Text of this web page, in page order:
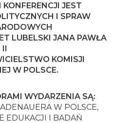
JEST
I SPRAW
LUBELSKI JANA PAWŁA
II
KOMISJI
W POLSCE.
WYDARZENIA SĄ:
W POLSCE,
EDUKACJI I BADAŃ